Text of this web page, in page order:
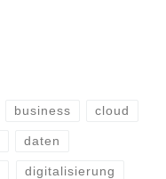
business cloud
daten
digitalisierung